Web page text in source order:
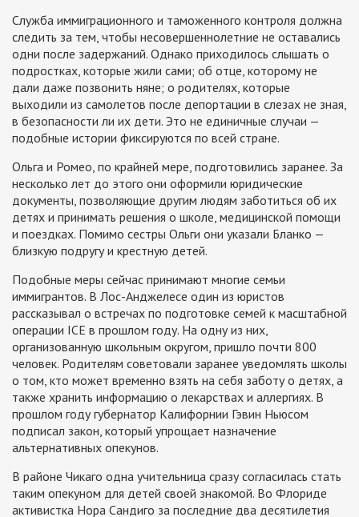
Служба иммиграционного и таможенного контроля должна
следить за тем, чтобы несовершеннолетние не оставались
одни после задержаний. Однако приходилось слышать о
подростках, которые жили сами; об отце, которому не
дали даже позвонить няне; о родителях, которые
выходили из самолетов после депортации в слезах не зная,
в безопасности ли их дети. Это не единичные случаи —
подобные истории фиксируются по всей стране.
Ольга и Ромео, по крайней мере, подготовились заранее. За
несколько лет до этого они оформили юридические
документы, позволяющие другим людям заботиться об их
детях и принимать решения о школе, медицинской помощи
и поездках. Помимо сестры Ольги они указали Бланко —
близкую подругу и крестную детей.
Подобные меры сейчас принимают многие семьи
иммигрантов. В Лос-Анджелесе один из юристов
рассказывал о встречах по подготовке семей к масштабной
операции ICE в прошлом году. На одну из них,
организованную школьным округом, пришло почти 800
человек. Родителям советовали заранее уведомлять школы
о том, кто может временно взять на себя заботу о детях, а
также хранить информацию о лекарствах и аллергиях. В
прошлом году губернатор Калифорнии Гэвин Ньюсом
подписал закон, который упрощает назначение
альтернативных опекунов.
В районе Чикаго одна учительница сразу согласилась стать
таким опекуном для детей своей знакомой. Во Флориде
активистка Нора Сандиго за последние два десятилетия